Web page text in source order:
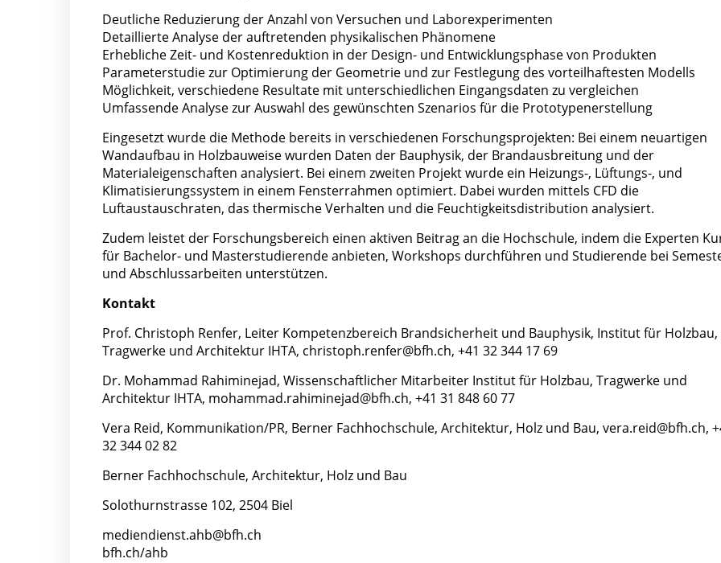
Deutliche Reduzierung der Anzahl von Versuchen und Laborexperimenten
Detaillierte Analyse der auftretenden physikalischen Phänomene
Erhebliche Zeit- und Kostenreduktion in der Design- und Entwicklungsphase von Produkten
Parameterstudie zur Optimierung der Geometrie und zur Festlegung des vorteilhaftesten Modells
Möglichkeit, verschiedene Resultate mit unterschiedlichen Eingangsdaten zu vergleichen
Umfassende Analyse zur Auswahl des gewünschten Szenarios für die Prototypenerstellung
Eingesetzt wurde die Methode bereits in verschiedenen Forschungsprojekten: Bei einem neuartigen
Wandaufbau in Holzbauweise wurden Daten der Bauphysik, der Brandausbreitung und der
Materialeigenschaften analysiert. Bei einem zweiten Projekt wurde ein Heizungs-, Lüftungs-, und
Klimatisierungssystem in einem Fensterrahmen optimiert. Dabei wurden mittels CFD die
Luftaustauschraten, das thermische Verhalten und die Feuchtigkeitsdistribution analysiert.
Zudem leistet der Forschungsbereich einen aktiven Beitrag an die Hochschule, indem die Experten
für Bachelor- und Masterstudierende anbieten, Workshops durchführen und Studierende bei
und Abschlussarbeiten unterstützen.
Kontakt
Prof. Christoph Renfer, Leiter Kompetenzbereich Brandsicherheit und Bauphysik, Institut für Holzbau,
Tragwerke und Architektur IHTA, christoph.renfer@bfh.ch, +41 32 344 17 69
Dr. Mohammad Rahiminejad, Wissenschaftlicher Mitarbeiter Institut für Holzbau, Tragwerke und
Architektur IHTA, mohammad.rahiminejad@bfh.ch, +41 31 848 60 77
Vera Reid, Kommunikation/PR, Berner Fachhochschule, Architektur, Holz und Bau, vera.reid@bfh.ch,
32 344 02 82
Berner Fachhochschule, Architektur, Holz und Bau
Solothurnstrasse 102, 2504 Biel
mediendienst.ahb@bfh.ch
bfh.ch/ahb